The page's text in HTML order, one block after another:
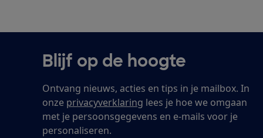
Blijf op de hoogte
Ontvang nieuws, acties en tips in je mailbox. In
onze privacyverklaring lees je hoe we omgaan
met je persoonsgegevens en e-mails voor je
personaliseren.